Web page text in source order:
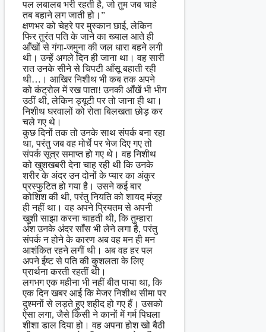
पल लबालब भरी रहती है, जो तुम जब चाहे
तब बहाने लग जाती हो।”
क्षणभर को चेहरे पर मुस्कान छाई, लेकिन
फिर तुरंत पति के जाने का ख्याल आते ही
आँखों से गंगा-जमुना की जल धारा बहने लगी
थी। उन्हें अगले दिन ही जाना था। वह सारी
रात उनके सीने से चिपटी आँसू बहाती रही
थी…। आखिर निशीथ भी कब तक अपने
को कंट्रोल में रख पाता! उनकी आँखें भी भीग
उठीं थी, लेकिन ड्यूटी पर तो जाना ही था।
निशीथ घरवालों को रोता बिलखता छोड़ कर
चले गए थे।
कुछ दिनों तक तो उनके साथ संपर्क बना रहा
था, परंतु जब वह मोर्चे पर भेज दिए गए तो
संपर्क सूत्र समाप्त हो गए थे। वह निशीथ
को खुशखबरी देना चाह रही थी कि उनके
शरीर के अंदर उन दोनों के प्यार का अंकुर
प्रस्फुटित हो गया है। उसने कई बार
कोशिश की थी, परंतु नियति को शायद मंजूर
ही नहीं था। वह अपने प्रियतम से अपनी
खुशी साझा करना चाहती थी, कि तुम्हारा
अंश उनके अंदर साँस भी लेने लगा है, परंतु
संपर्क न होने के कारण अब वह मन ही मन
आशंकित रहने लगीं थी। अब वह हर पल
अपने ईष्ट से पति की कुशलता के लिए
प्रार्थना करती रहतीं थी।
लगभग एक महीना भी नहीं बीत पाया था, कि
एक दिन खबर आई कि मेजर निशीथ सीमा पर
दुश्मनों से लड़ते हुए शहीद हो गए हैं। उसको
ऐसा लगा, जैसे किसी ने कानों में गर्म पिघला
शीशा डाल दिया हो। वह अपना होश खो बैठी